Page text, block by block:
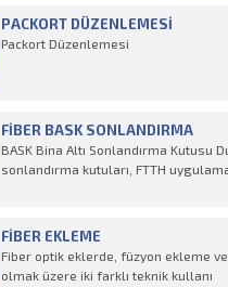
PACKORT DÜZENLEMESI
Packort Düzenlemesi
FIBER BASK SONLANDIRMA
BASK Bina Altı Sonlandırma Kutusu
sonlandırma kutuları, FTTH
FIBER EKLEME
Fiber optik eklerde, füzyon ekleme
olmak üzere iki farklı teknik kullanı